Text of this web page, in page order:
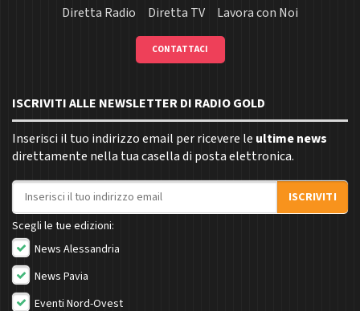
Diretta Radio
Diretta TV Lavora con Noi
CONTATTACI
ISCRIVITI ALLE NEWSLETTER DI RADIO GOLD
Inserisci il tuo indirizzo email per ricevere le ultime news
direttamente nella tua casella di posta elettronica.
Indirizzo email
ISCRIVITI
Scegli le tue edizioni:
News Alessandria
News Pavia
Eventi Nord-Ovest